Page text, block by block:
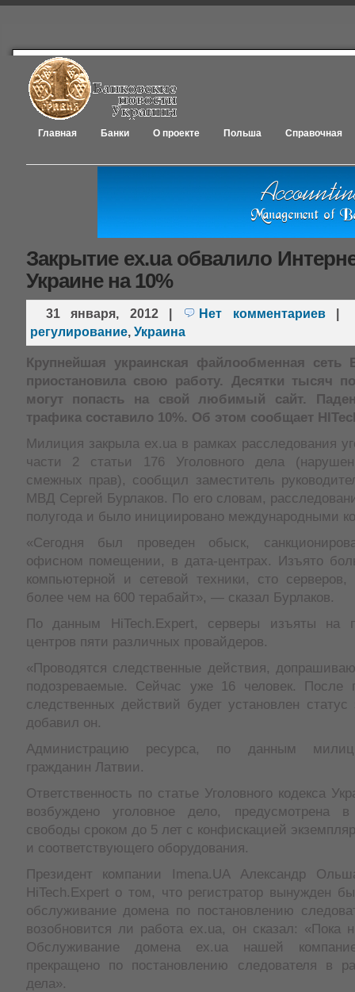
Главная Банки О проекте Польша Справочная
Закрытие ex.ua обвалило
Украине на 10%
31 января, 2012| Нет комментариев
регулирование, Украина
Крупнейшая украинская файлообменная сеть
приостановила свою работу. Десятки тысяч
могут попасть на свой любимый сайт.
трафика составило 10%. Об этом сообщает
Милиция закрыла ex.ua в рамках расследования
части 2 статьи 176 Уголовного дела
смежных прав), сообщил заместитель
МВД Сергей Бурлаков. По его словам,
полугода и было инициировано международными
«Сегодня был проведен обыск,
офисном помещении, в дата-центрах. Изъято
компьютерной и сетевой техники, сто серверов,
более чем на 600 терабайт», — сказал Бурлаков.
По данным HiTech.Expert, серверы изъяты на
центров пяти различных провайдеров.
«Проводятся следственные действия,
подозреваемые. Сейчас уже 16 человек. После
следственных действий будет установлен
добавил он.
Администрацию ресурса, по данным
гражданин Латвии.
Ответственность по статье Уголовного кодекса
возбуждено уголовное дело, предусмотрена
свободы сроком до 5 лет с конфискацией
и соответствующего оборудования.
Президент компании Imena.UA Александр
HiTech.Expert о том, что регистратор вынужден
обслуживание домена по постановлению
возобновится ли работа ex.ua, он сказал: «Пока
Обслуживание домена ex.ua нашей
прекращено по постановлению следователя в
дела».